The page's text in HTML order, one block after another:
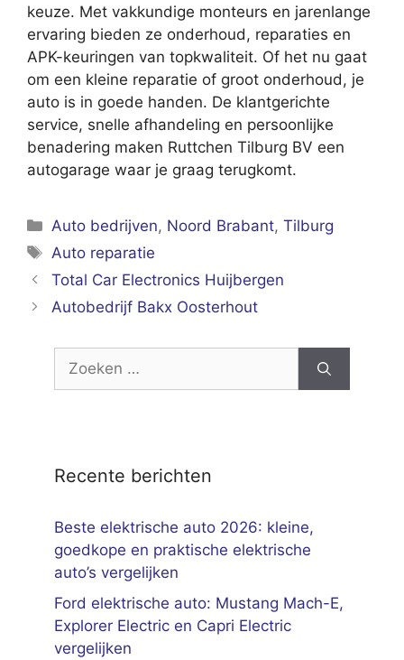
keuze. Met vakkundige monteurs en jarenlange
ervaring bieden ze onderhoud, reparaties en
APK-keuringen van topkwaliteit. Of het nu gaat
om een kleine reparatie of groot onderhoud, je
auto is in goede handen. De klantgerichte
service, snelle afhandeling en persoonlijke
benadering maken Ruttchen Tilburg BV een
autogarage waar je graag terugkomt.
Categorieën
Auto bedrijven, Noord Brabant,Tilburg
Tags
Auto reparatie
Total Car Electronics Huijbergen
Autobedrijf Bakx Oosterhout
Zoek
Recente berichten
Beste elektrische auto 2026: kleine,
goedkope en praktische elektrische
auto’s vergelijken
Ford elektrische auto: Mustang Mach-E,
Explorer Electric en Capri Electric
vergelijken